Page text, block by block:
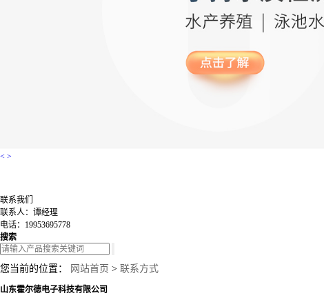
< >
联系我们
联系人：谭经理
电话：19953695778
搜索
您当前的位置： 网站首页 > 联系方式
山东霍尔德电子科技有限公司